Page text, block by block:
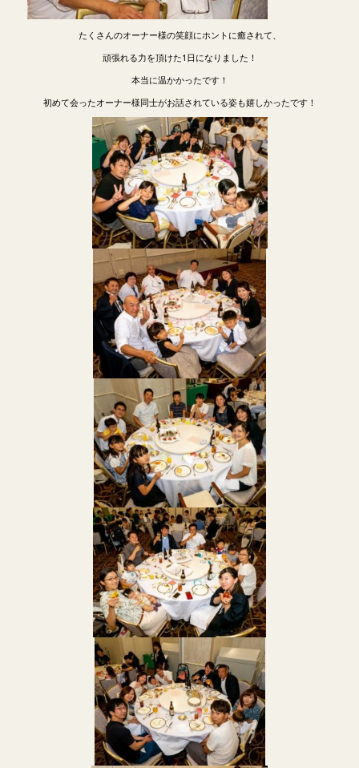
たくさんのオーナー様の笑顔にホントに癒されて、
頑張れる力を頂けた1日になりました！
本当に温かかったです！
初めて会ったオーナー様同士がお話されている姿も嬉しかったです！